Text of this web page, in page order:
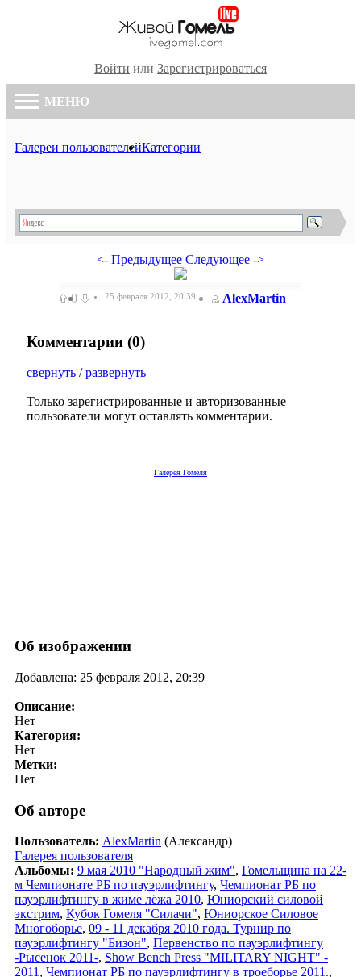
Войти или Зарегистрироваться
МЕНЮ
Галереи пользователейКатегории
<- Предыдущее Следующее ->
0 25 февраля 2012, 20:39 AlexMartin
Комментарии (0)
свернуть /развернуть
Только зарегистрированные и авторизованные
пользователи могут оставлять комментарии.
Галерея Гомеля
Об изображении
Добавлена: 25 февраля 2012, 20:39
Описание:
Нет
Категория:
Нет
Метки:
Нет
Об авторе
Пользователь: AlexMartin (Александр)
Галерея пользователя
Альбомы: 9 мая 2010 "Народный жим", Гомельщина на 22-
м Чемпионате РБ по пауэрлифтингу, Чемпионат РБ по
пауэрлифтингу в жиме лёжа 2010, Юниорский силовой
экстрим, Кубок Гомеля "Силачи", Юниорское Силовое
Многоборье, 09 - 11 декабря 2010 года. Турнир по
пауэрлифтингу "Бизон", Первенство по пауэрлифтингу
-Рысенок 2011-, Show Bench Press "MILITARY NIGHT" -
2011 , Чемпионат РБ по пауэрлифтингу в троеборье 2011.,